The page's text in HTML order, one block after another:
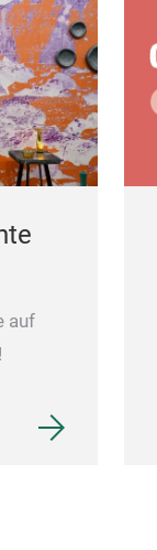
auf